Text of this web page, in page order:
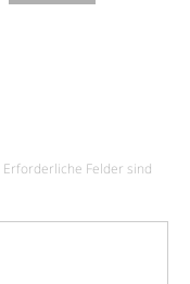
Erforderliche Felder sind